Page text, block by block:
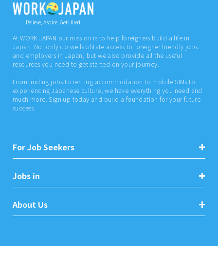
Believe, Aspire, Get Hired
At WORK JAPAN our mission is to help foreigners build a life in
Japan. Not only do we facilitate access to foreigner friendly jobs
and employers in Japan, but we also provide all the useful
resources you need to get started on your journey.
From finding jobs to renting accommodation to mobile SIMs to
experiencing Japanese culture, we have everything you need and
much more. Sign up today and build a foundation for your future
success.
For Job Seekers
Jobs in
About Us